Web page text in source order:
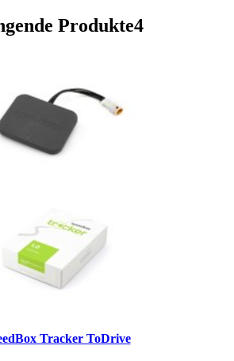
Produkte4
Tracker ToDrive